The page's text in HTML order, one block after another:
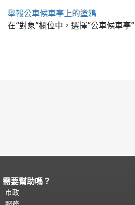
舉報公車候車亭上的塗鴉
在“對象”欄位中，選擇“公車候車亭”
頁面內容結束。
都會重複顯示。
需要幫助嗎？
市政